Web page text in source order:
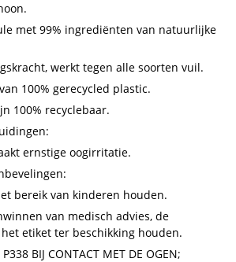
met 99% ingrediënten van natuurlijke
werkt tegen alle soorten vuil.
100% gerecycled plastic.
100% recyclebaar.
ernstige oogirritatie.
bereik van kinderen houden.
van medisch advies, de
etiket ter beschikking houden.
BIJ CONTACT MET DE OGEN;